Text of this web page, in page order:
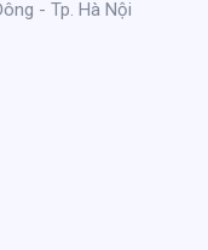
- Tp. Hà Nội